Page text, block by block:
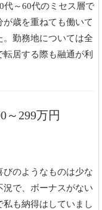
代～60代のミセス層で
歳を重ねても働いて
勤務地については全
居する際も融通が利
～299万円
のようなものは少な
で、ボーナスがない
も納得はしていまし